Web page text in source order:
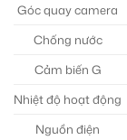
Góc quay camera
Chống nước
Cảm biến G
Nhiệt độ hoạt động
Nguồn điện